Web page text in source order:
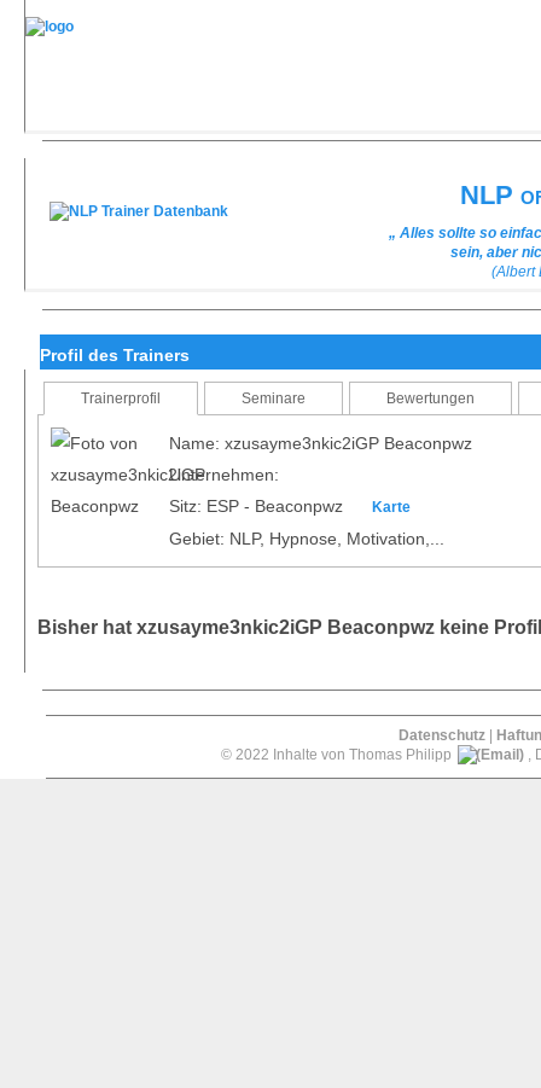
NLP
„ Alles sollte so
sein, aber
(Albert
Profil des Trainers
Trainerprofil Seminare Bewertungen
Name: xzusayme3nkic2iGP Beaconpwz
Unternehmen:
Sitz: ESP - Beaconpwz
Karte
Gebiet: NLP, Hypnose, Motivation,...
Bisher hat xzusayme3nkic2iGP Beaconpwz keine
Datenschutz |
© 2022 Inhalte von Thomas Philipp
,